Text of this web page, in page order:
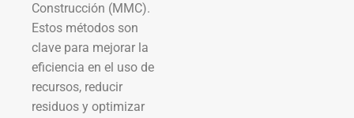
Construcción (MMC).
Estos métodos son
clave para mejorar la
eficiencia en el uso de
recursos, reducir
residuos y optimizar